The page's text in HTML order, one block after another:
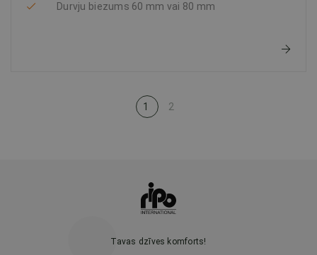
Durvju biezums 60 mm vai 80 mm
1 2
Tavas dzīves komforts!